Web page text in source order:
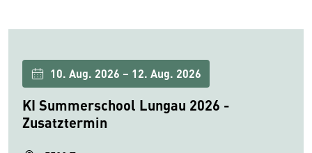
10. Aug. 2026 – 12. Aug. 2026
KI Summerschool Lungau 2026 -
Zusatztermin